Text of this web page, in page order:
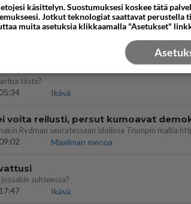
kaivattusi on tehnyt?
tästä?
Ikävä
voita reilusti, persut kumoavat
Maailman menoa
suhteessa?
Ikävä
käsittelyn. Suostumuksesi koskee tätä
Jotkut teknologiat saattavat
muita asetuksia klikkaamalla "Asetukset"